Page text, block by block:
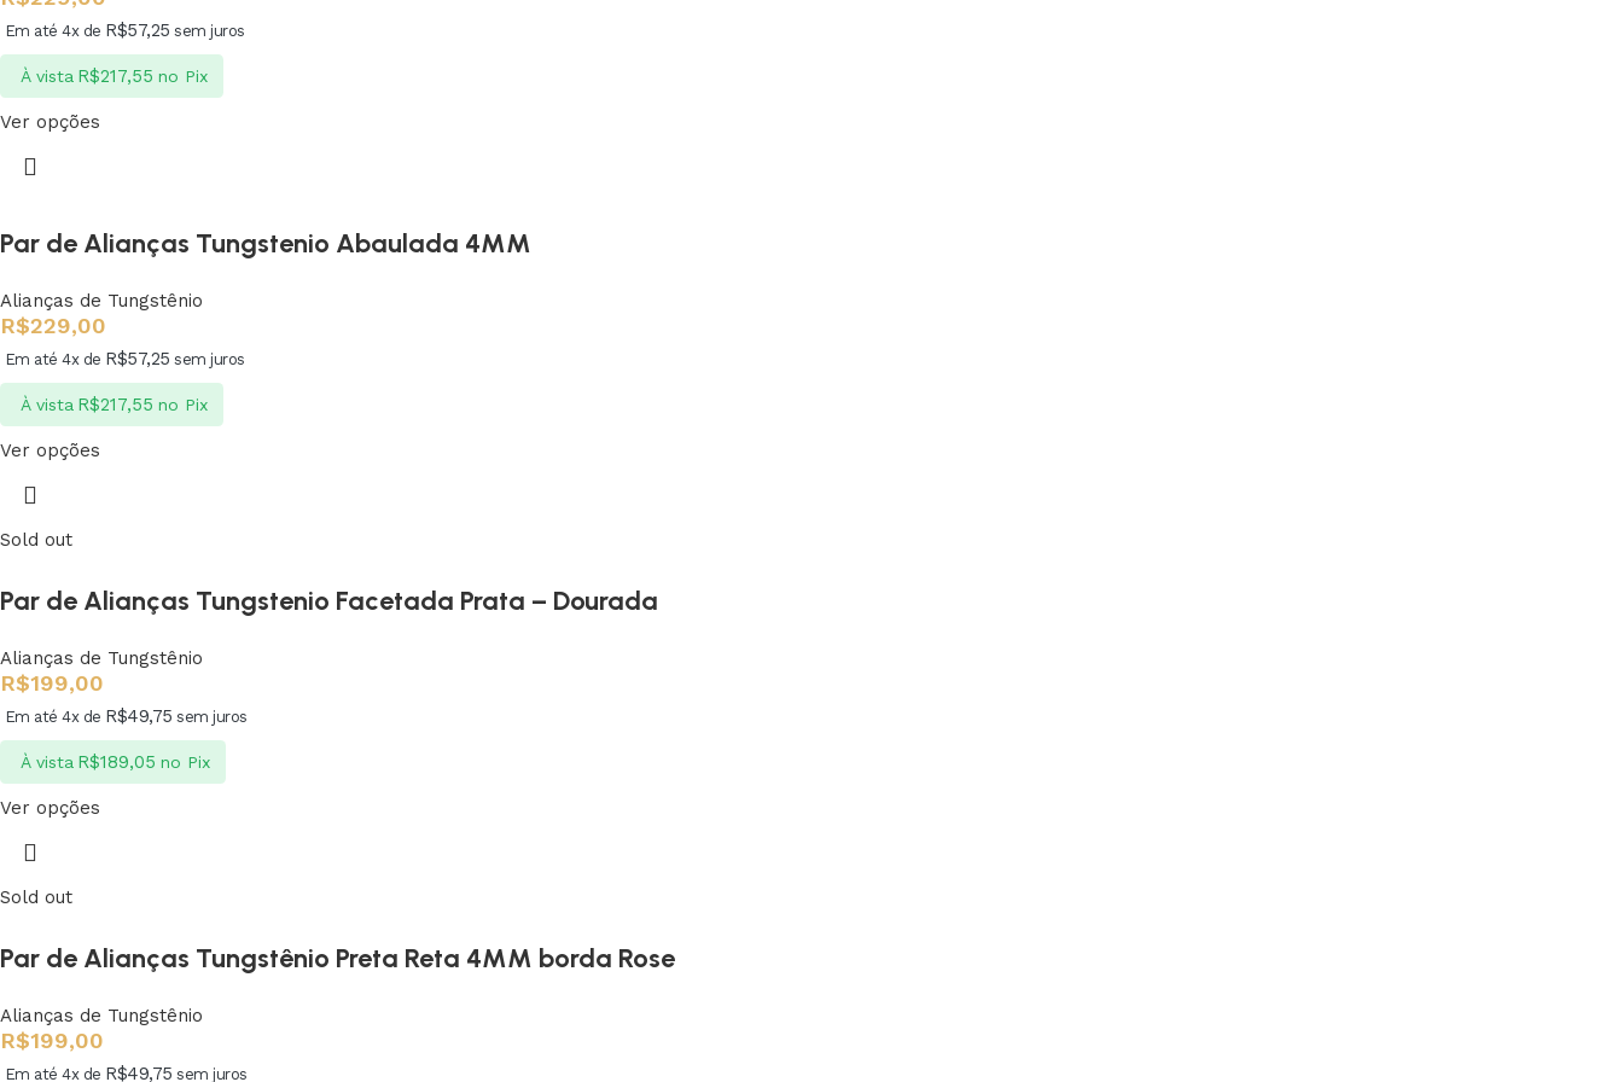
Em até 4x de R$57,25 sem juros
À vista R$217,55 no Pix
Ver opções
Par de Alianças Tungstenio Abaulada 4MM
Alianças de Tungstênio
R$229,00
Em até 4x de R$57,25 sem juros
À vista R$217,55 no Pix
Ver opções
Sold out
Par de Alianças Tungstenio Facetada Prata – Dourada
Alianças de Tungstênio
R$199,00
Em até 4x de R$49,75 sem juros
À vista R$189,05 no Pix
Ver opções
Sold out
Par de Alianças Tungstênio Preta Reta 4MM borda Rose
Alianças de Tungstênio
R$199,00
Em até 4x de R$49,75 sem juros